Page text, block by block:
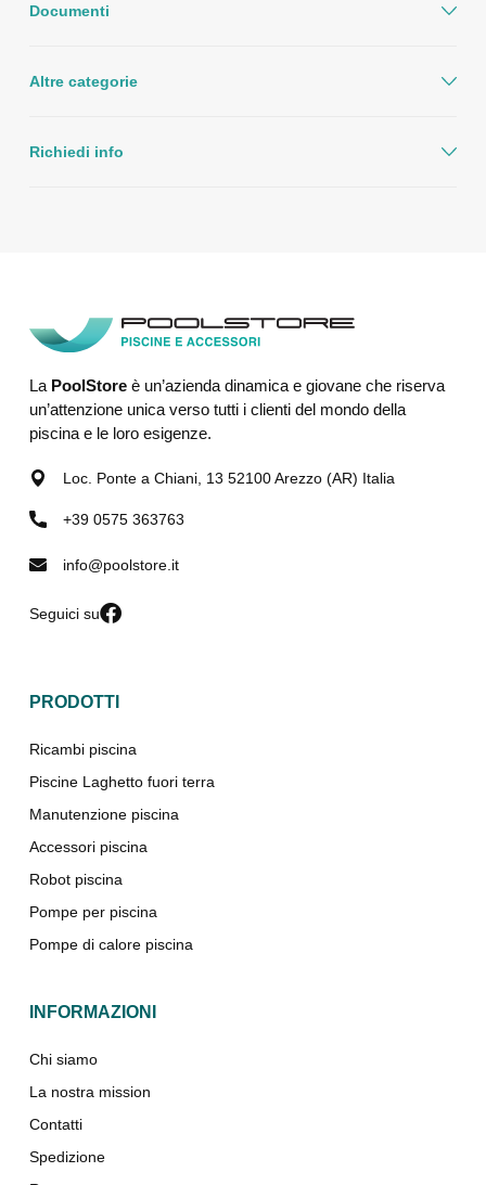
Documenti
Altre categorie
Richiedi info
La PoolStoreè un’azienda dinamica e giovane che riserva
un’attenzione unica verso tutti i clienti del mondo della
piscina e le loro esigenze.
Loc. Ponte a Chiani, 13 52100 Arezzo (AR) Italia
+39 0575 363763
info@poolstore.it
Seguici su
PRODOTTI
Ricambi piscina
Piscine Laghetto fuori terra
Manutenzione piscina
Accessori piscina
Robot piscina
Pompe per piscina
Pompe di calore piscina
INFORMAZIONI
Chi siamo
La nostra mission
Contatti
Spedizione